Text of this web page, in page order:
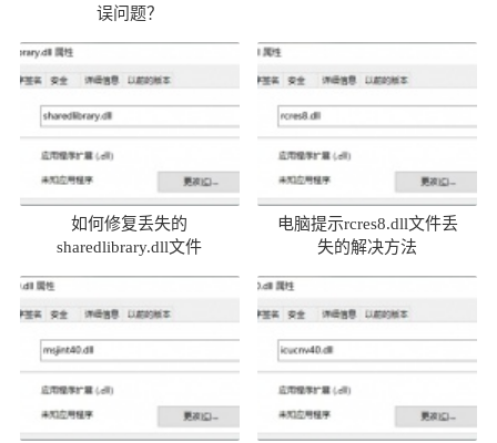
误问题？
如何修复丢失的
sharedlibrary.dll文件
电脑提示rcres8.dll文件丢
失的解决方法